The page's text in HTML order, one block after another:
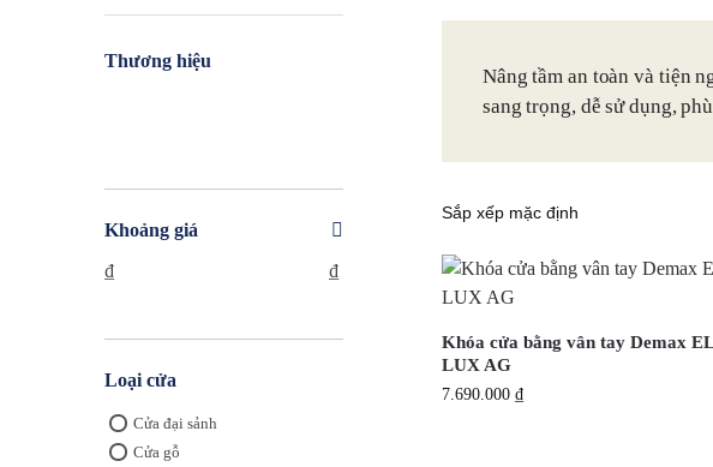
Nâng tầm an toàn và tiện
sang trọng, dễ sử dụng,
Khóa cửa bằng vân tay Demax
LUX AG
7.690.000 ₫
Thương hiệu
Khoảng giá
₫
₫
Loại cửa
Cửa đại sảnh
Cửa gỗ